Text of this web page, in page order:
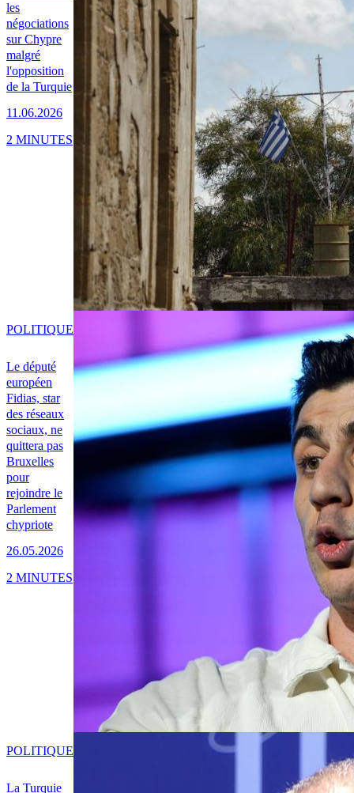
les
négociations
sur Chypre
malgré
l'opposition
de la Turquie
11.06.2026
2 MINUTES
Le député
européen
Fidias, star
des réseaux
sociaux, ne
quittera pas
Bruxelles
pour
rejoindre le
Parlement
chypriote
26.05.2026
POLITIQUE
2 MINUTES
La Turquie
POLITIQUE